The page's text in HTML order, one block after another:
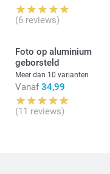
(6 reviews)
Foto op aluminium
geborsteld
Meer dan 10 varianten
Vanaf 34,99
(11 reviews)